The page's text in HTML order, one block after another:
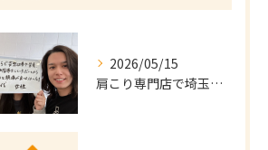
2026/05/15
肩こり専門店で埼玉県越谷市の慢性的な悩みを根本から改善する方法